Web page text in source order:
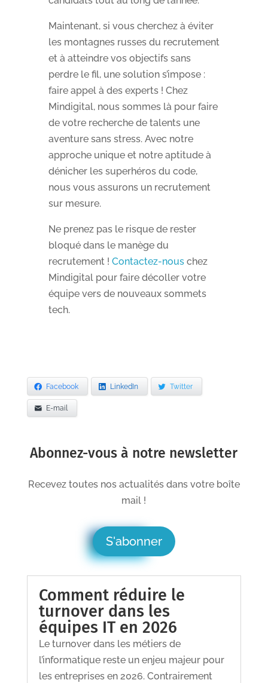
Maintenant, si vous cherchez à éviter
les montagnes russes du recrutement
et à atteindre vos objectifs sans
perdre le fil, une solution s’impose :
faire appel à des experts ! Chez
Mindigital, nous sommes là pour faire
de votre recherche de talents une
aventure sans stress. Avec notre
approche unique et notre aptitude à
dénicher les superhéros du code,
nous vous assurons un recrutement
sur mesure.
Ne prenez pas le risque de rester
bloqué dans le manège du
recrutement ! Contactez-nouschez
Mindigital pour faire décoller votre
équipe vers de nouveaux sommets
tech.
Facebook LinkedIn Twitter
E-mail
Abonnez-vous à notre newsletter
Recevez toutes nos actualités dans votre boîte
mail !
S'abonner
Comment réduire le
turnover dans les
équipes IT en 2026
Le turnover dans les métiers de
l’informatique reste un enjeu majeur pour
les entreprises en 2026. Contrairement